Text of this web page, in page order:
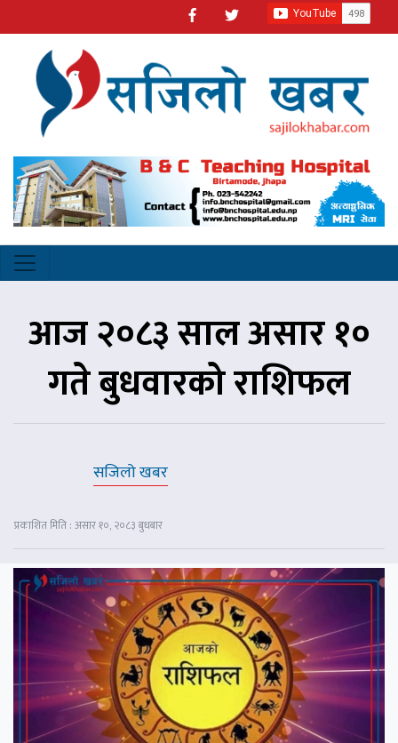
आज २०८३ साल असार १०
गते बुधवारको राशिफल
सजिलो खबर
प्रकाशित मिति : असार १०, २०८३ बुधबार